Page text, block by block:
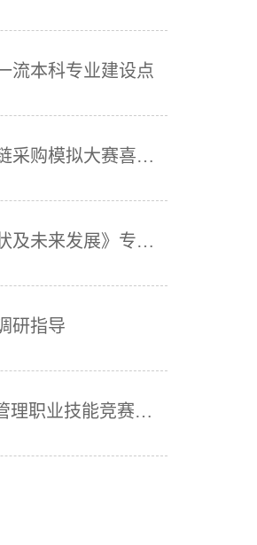
流本科专业建设点
厦门华厦学院在2020年（首届）全国供应链采购模拟大赛喜获佳绩
物流工程专业开展《冷链物流的特点、现状及未来发展》专题讲座
研指导
厦门华厦学院在“物产中大杯”全国供应链管理职业技能竞赛中喜获佳绩